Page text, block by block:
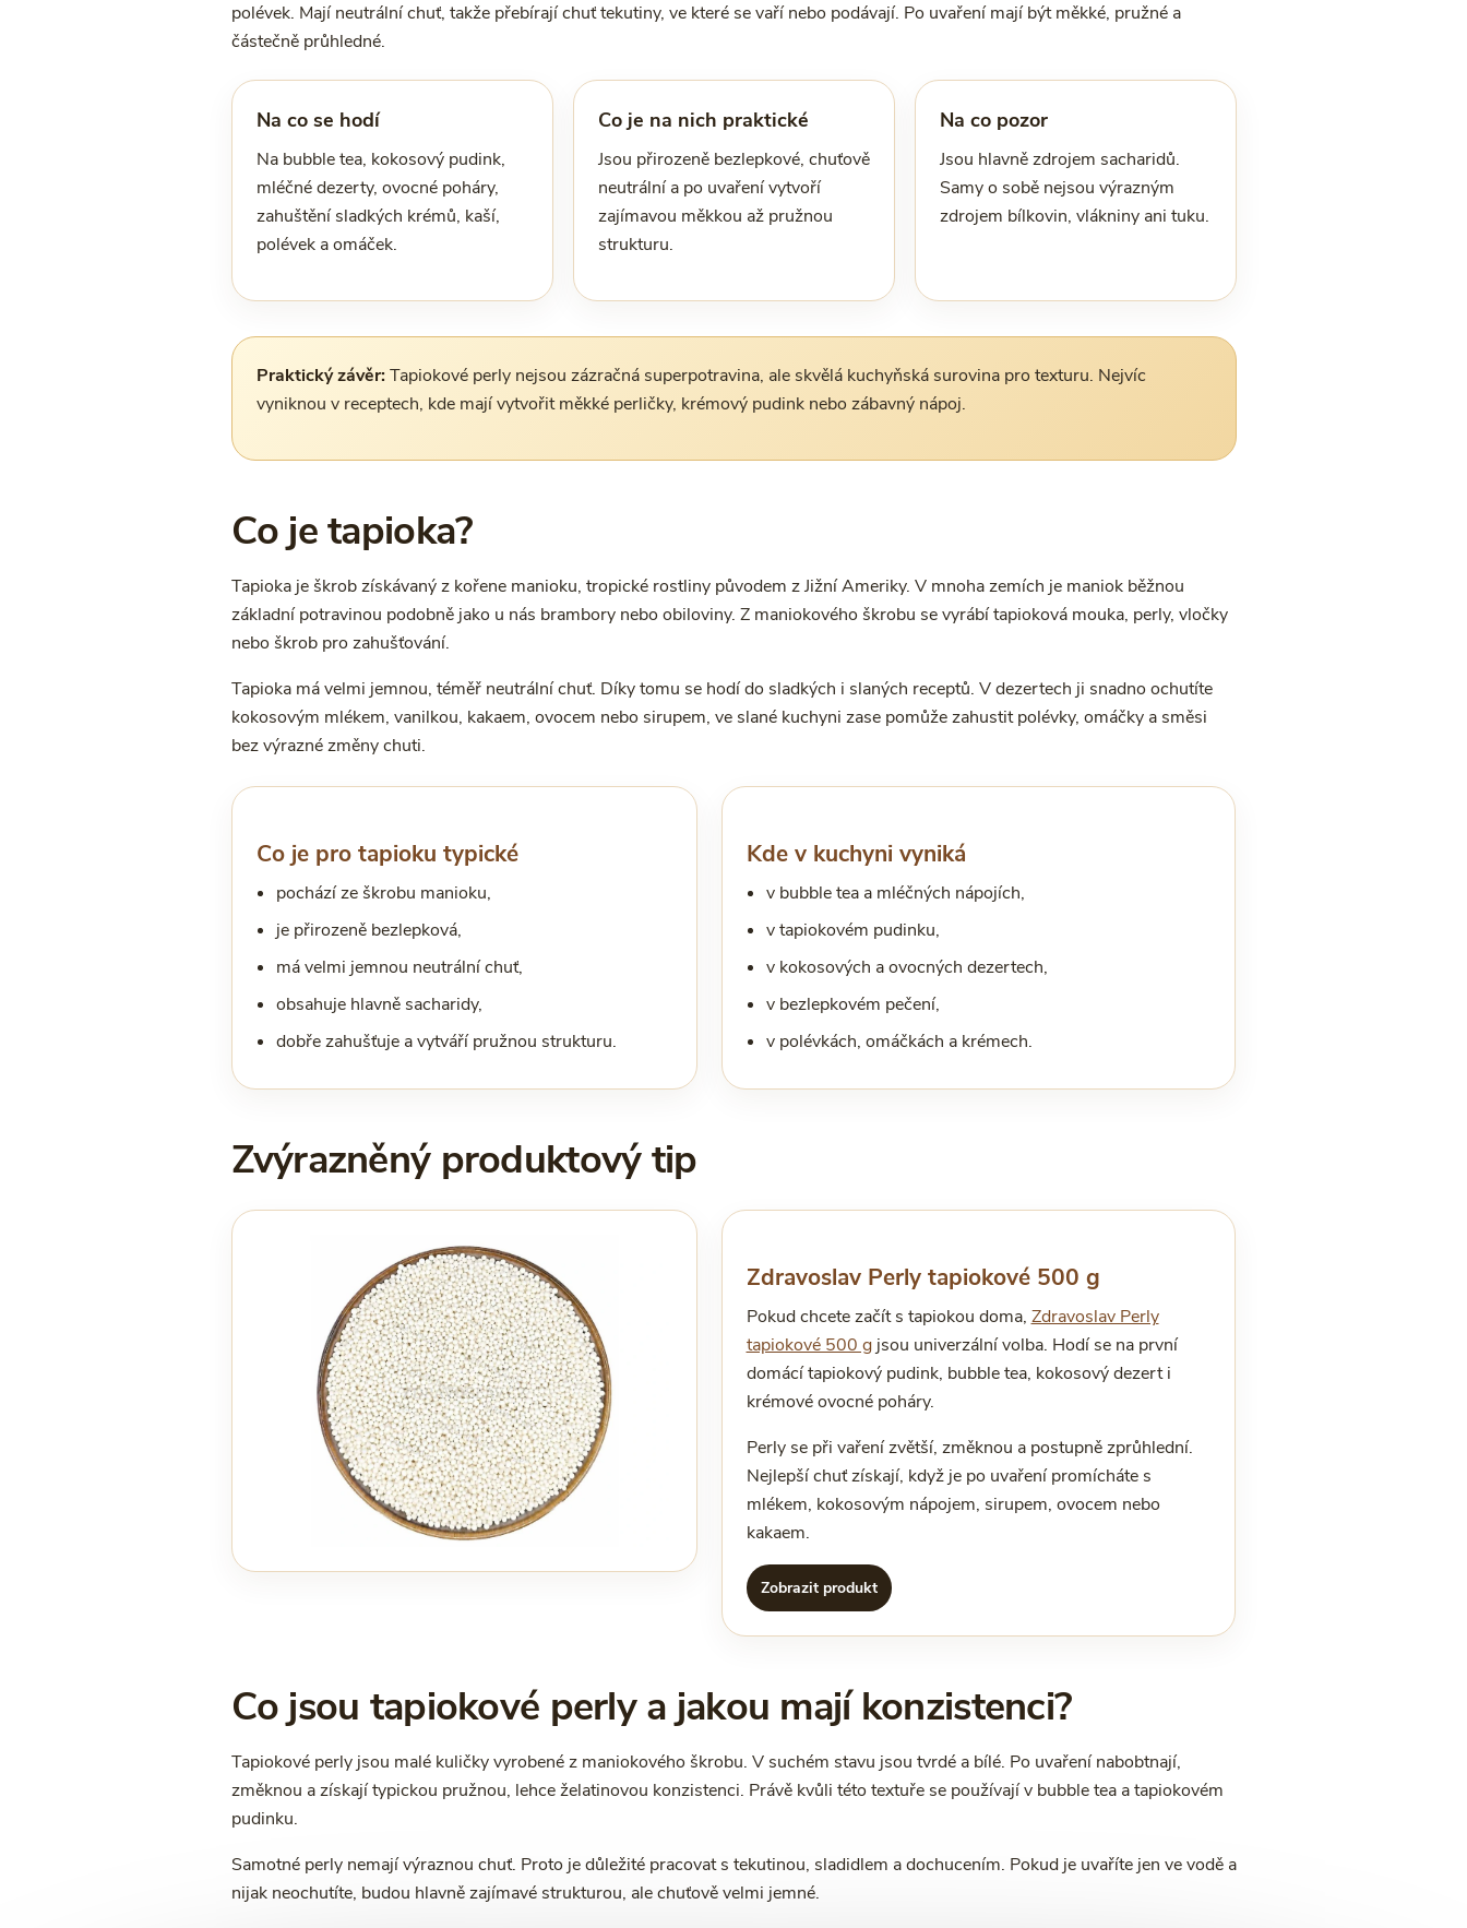
polévek. Mají neutrální chuť, takže přebírají chuť tekutiny, ve které se vaří nebo podávají. Po uvaření mají být měkké, pružné a
částečně průhledné.
Na co se hodí
Na bubble tea, kokosový pudink,
mléčné dezerty, ovocné poháry,
zahuštění sladkých krémů, kaší,
polévek a omáček.
Co je na nich praktické
Jsou přirozeně bezlepkové, chuťově
neutrální a po uvaření vytvoří
zajímavou měkkou až pružnou
strukturu.
Na co pozor
Jsou hlavně zdrojem sacharidů.
Samy o sobě nejsou výrazným
zdrojem bílkovin, vlákniny ani tuku.
Praktický závěr:Tapiokové perly nejsou zázračná superpotravina, ale skvělá kuchyňská surovina pro texturu. Nejvíc
vyniknou v receptech, kde mají vytvořit měkké perličky, krémový pudink nebo zábavný nápoj.
Co je tapioka?
Tapioka je škrob získávaný z kořene manioku, tropické rostliny původem z Jižní Ameriky. V mnoha zemích je maniok běžnou
základní potravinou podobně jako u nás brambory nebo obiloviny. Z maniokového škrobu se vyrábí tapioková mouka, perly, vločky
nebo škrob pro zahušťování.
Tapioka má velmi jemnou, téměř neutrální chuť. Díky tomu se hodí do sladkých i slaných receptů. V dezertech ji snadno ochutíte
kokosovým mlékem, vanilkou, kakaem, ovocem nebo sirupem, ve slané kuchyni zase pomůže zahustit polévky, omáčky a směsi
bez výrazné změny chuti.
Co je pro tapioku typické
pochází ze škrobu manioku,
je přirozeně bezlepková,
má velmi jemnou neutrální chuť,
obsahuje hlavně sacharidy,
dobře zahušťuje a vytváří pružnou strukturu.
Kde v kuchyni vyniká
v bubble tea a mléčných nápojích,
v tapiokovém pudinku,
v kokosových a ovocných dezertech,
v bezlepkovém pečení,
v polévkách, omáčkách a krémech.
Zvýrazněný produktový tip
Zdravoslav Perly tapiokové 500 g
Pokud chcete začít s tapiokou doma, Zdravoslav Perly
tapiokové 500 gjsou univerzální volba. Hodí se na první
domácí tapiokový pudink, bubble tea, kokosový dezert i
krémové ovocné poháry.
Perly se při vaření zvětší, změknou a postupně zprůhlední.
Nejlepší chuť získají, když je po uvaření promícháte s
mlékem, kokosovým nápojem, sirupem, ovocem nebo
kakaem.
Zobrazit produkt
Co jsou tapiokové perly a jakou mají konzistenci?
Tapiokové perly jsou malé kuličky vyrobené z maniokového škrobu. V suchém stavu jsou tvrdé a bílé. Po uvaření nabobtnají,
změknou a získají typickou pružnou, lehce želatinovou konzistenci. Právě kvůli této textuře se používají v bubble tea a tapiokovém
pudinku.
Samotné perly nemají výraznou chuť. Proto je důležité pracovat s tekutinou, sladidlem a dochucením. Pokud je uvaříte jen ve vodě a
nijak neochutíte, budou hlavně zajímavé strukturou, ale chuťově velmi jemné.